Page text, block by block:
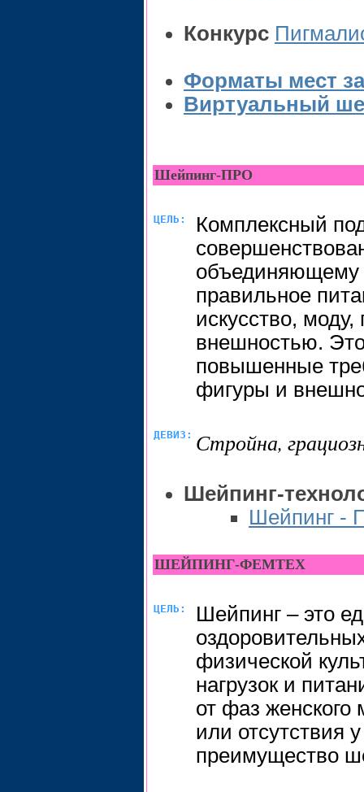
Конкурс
Форматы мест
Виртуальный
Шейпинг-ПРО
ЦЕЛЬ:
Комплексный
объединяющему
правильное
искусство,
внешностью.
повышенные
фигуры и
ДЕВИЗ: Стройна,
Шейпинг-
Шейпинг -
ШЕЙПИНГ-ФЕМТЕХ
ЦЕЛЬ:
Шейпинг – это
физической
нагрузок и
от фаз женского
или
преимущество